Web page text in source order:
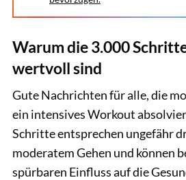
Warum die 3.000
wertvoll sind
Gute Nachrichten für alle, die
ein intensives Workout
Schritte entsprechen ungefähr
moderatem Gehen und können
spürbaren Einfluss auf die